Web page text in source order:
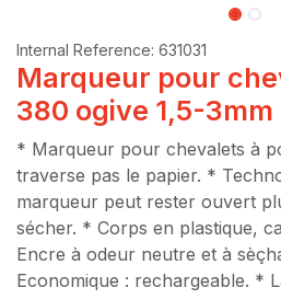
Internal Reference: 631031
Marqueur pour
380 ogive 1,5-3mm
* Marqueur pour chevalets à
traverse pas le papier. *
marqueur peut rester ouvert
sécher. * Corps en plastique,
Encre à odeur neutre et à
Economique : rechargeable. *